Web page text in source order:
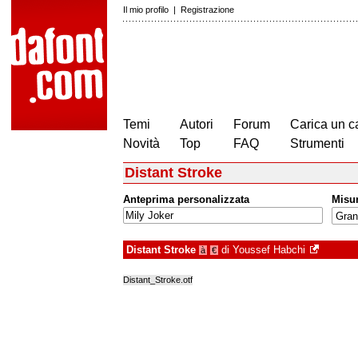
Il mio profilo | Registrazione
Temi
Novità
Autori
Top
Forum
FAQ
Carica un
Strumenti
Distant Stroke
Anteprima personalizzata
Distant Stroke à € di Youssef Habchi
Distant_Stroke.otf